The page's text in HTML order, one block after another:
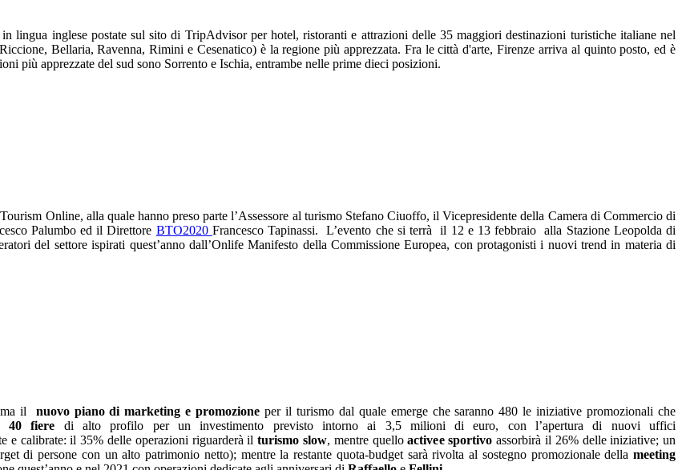
lingua inglese postate sul sito di TripAdvisor per hotel, ristoranti e attrazioni delle 35 maggiori destinazioni turistiche italiane nel
Bellaria, Ravenna, Rimini e Cesenatico) è la regione più apprezzata. Fra le città d'arte, Firenze arriva al quinto posto, ed è
più apprezzate del sud sono Sorrento e Ischia, entrambe nelle prime dieci posizioni.
Online, alla quale hanno preso parte l’Assessore al turismo Stefano Ciuoffo, il Vicepresidente della Camera di Commercio di
Palumbo ed il Direttore BTO2020 Francesco Tapinassi. L’evento che si terrà il 12 e 13 febbraio alla Stazione Leopolda di
del settore ispirati quest’anno dall’Onlife Manifesto della Commissione Europea, con protagonisti i nuovi trend in materia di
il nuovo piano di marketing e promozioneper il turismo dal quale emerge che saranno 480 le iniziative promozionali che
40 fiere di alto profilo per un investimento previsto intorno ai 3,5 milioni di euro, con l’apertura di nuovi uffici
e calibrate: il 35% delle operazioni riguarderà ilturismo slow, mentre quelloactivee sportivo assorbirà il 26% delle iniziative; un
di persone con un alto patrimonio netto); mentre la restante quota-budget sarà rivolta al sostegno promozionale dellameeting